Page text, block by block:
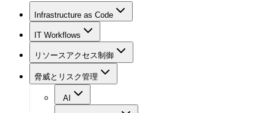
Infrastructure as Code
IT Workflows
リソースアクセス制御
脅威とリスク管理
AI